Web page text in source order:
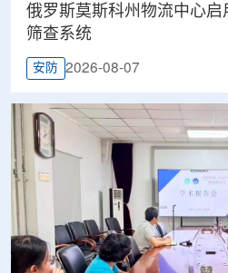
俄罗斯莫斯科州物流中心
筛查系统
安防 2026-08-07